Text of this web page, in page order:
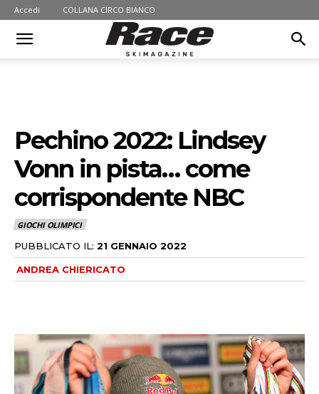
Accedi COLLANA CIRCO BIANCO
Pechino 2022: Lindsey
Vonn in pista… come
corrispondente NBC
GIOCHI OLIMPICI
PUBBLICATO IL: 21 GENNAIO 2022
ANDREA CHIERICATO